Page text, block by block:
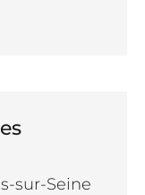
sur-Seine